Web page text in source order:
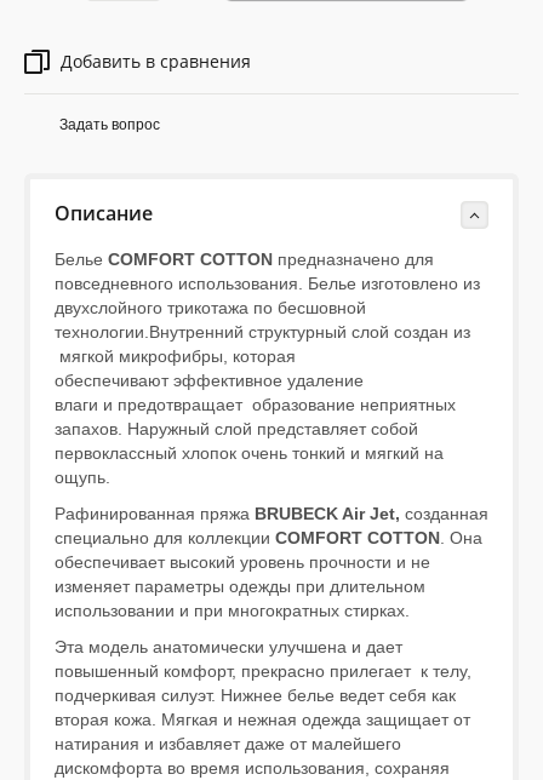
Добавить в сравнения
Задать вопрос
Описание
Белье COMFORT COTTON предназначено для
повседневного использования. Белье изготовлено из
двухслойного трикотажа по бесшовной
технологии.Внутренний структурный слой создан из
мягкой микрофибры, которая
обеспечивают эффективное удаление
влаги и предотвращает образование неприятных
запахов. Наружный слой представляет собой
первоклассный хлопок очень тонкий и мягкий на
ощупь.
Рафинированная пряжа BRUBECK Air Jet, созданная
специально для коллекции COMFORT COTTON . Она
обеспечивает высокий уровень прочности и не
изменяет параметры одежды при длительном
использовании и при многократных стирках.
Эта модель анатомически улучшена и дает
повышенный комфорт, прекрасно прилегает к телу,
подчеркивая силуэт. Нижнее белье ведет cебя как
вторая кожа. Мягкая и нежная одежда защищает от
натирания и избавляет даже от малейшего
дискомфорта во время использования, сохраняя